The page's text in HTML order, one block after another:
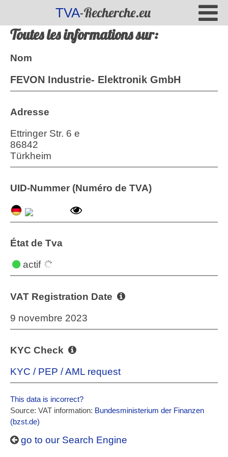
TVA-Recherche.eu
Toutes les informations sur:
Nom
FEVON Industrie- Elektronik GmbH
Adresse
Ettringer Str. 6 e
86842
Türkheim
UID-Nummer (Numéro de TVA)
État de Tva
actif
VAT Registration Date
9 novembre 2023
KYC Check
KYC / PEP / AML request
This data is incorrect?
Source: VAT information: Bundesministerium der Finanzen
(bzst.de)
go to our Search Engine